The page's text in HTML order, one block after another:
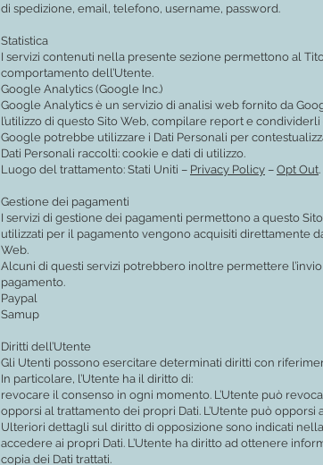
di spedizione, email, telefono, username, password.
Statistica
I servizi contenuti nella presente sezione permettono al
comportamento dell’Utente.
Google Analytics (Google Inc.)
Google Analytics è un servizio di analisi web fornito da
l’utilizzo di questo Sito Web, compilare report e
Google potrebbe utilizzare i Dati Personali per
Dati Personali raccolti: cookie e dati di utilizzo.
Luogo del trattamento: Stati Uniti – Privacy Policy – Opt Out.
Gestione dei pagamenti
I servizi di gestione dei pagamenti permettono a questo
utilizzati per il pagamento vengono acquisiti direttamente
Web.
Alcuni di questi servizi potrebbero inoltre permettere
pagamento.
Paypal
Samup
Diritti dell’Utente
Gli Utenti possono esercitare determinati diritti con
In particolare, l’Utente ha il diritto di:
revocare il consenso in ogni momento. L’Utente può
opporsi al trattamento dei propri Dati. L’Utente può
Ulteriori dettagli sul diritto di opposizione sono indicati
accedere ai propri Dati. L’Utente ha diritto ad ottenere
copia dei Dati trattati.